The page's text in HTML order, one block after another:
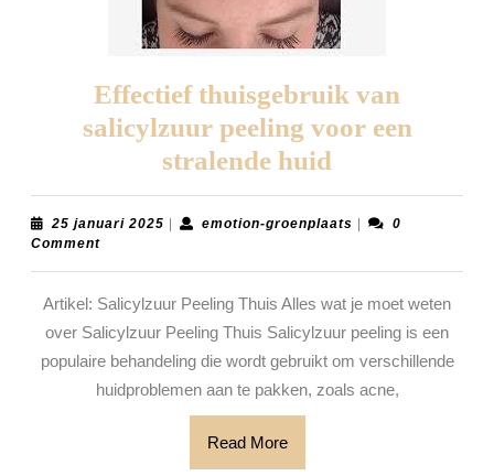
Effectief thuisgebruik van
salicylzuur peeling voor een
stralende huid
thuisgebruik
van
peeling
voor
een
stralende
25 januari 2025 25
| emotion-groenplaatsemotion-
|
0
Comment
Artikel: Salicylzuur Peeling Thuis Alles wat je moet weten
over Salicylzuur Peeling Thuis Salicylzuur peeling is een
populaire behandeling die wordt gebruikt om verschillende
huidproblemen aan te pakken, zoals acne,
Read MoreRead
More